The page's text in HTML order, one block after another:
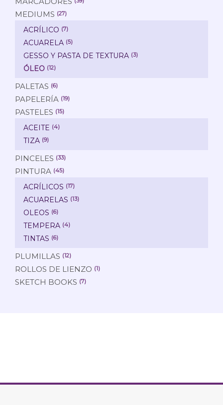
MEDIUMS (27)
ACRÍLICO (7)
ACUARELA (5)
GESSO Y PASTA DE TEXTURA (3)
ÓLEO (12)
PALETAS (6)
PAPELERÍA (19)
PASTELES (15)
ACEITE (4)
TIZA (9)
PINCELES (33)
PINTURA (45)
ACRÍLICOS (17)
ACUARELAS (13)
OLEOS (6)
TEMPERA (4)
TINTAS (6)
PLUMILLAS (12)
ROLLOS DE LIENZO (1)
SKETCH BOOKS (7)